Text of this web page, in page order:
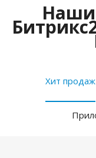
Хит продаж